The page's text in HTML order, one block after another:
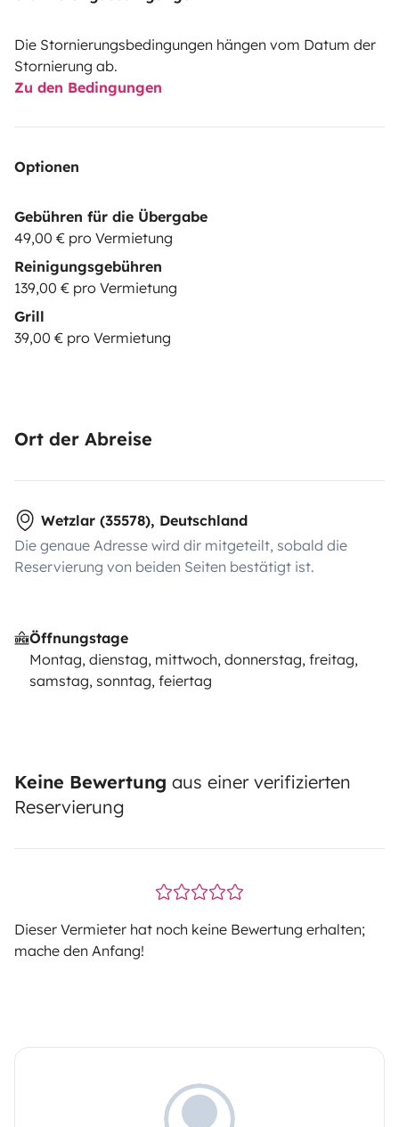
Die Stornierungsbedingungen hängen vom Datum der
Stornierung ab.
Zu den Bedingungen
Optionen
Gebühren für die Übergabe
49,00 € pro Vermietung
Reinigungsgebühren
139,00 € pro Vermietung
Grill
39,00 € pro Vermietung
Ort der Abreise
Wetzlar (35578), Deutschland
Die genaue Adresse wird dir mitgeteilt, sobald die
Reservierung von beiden Seiten bestätigt ist.
Öffnungstage
Montag, dienstag, mittwoch, donnerstag, freitag,
samstag, sonntag, feiertag
Keine Bewertung aus einer verifizierten
Reservierung
Dieser Vermieter hat noch keine Bewertung erhalten;
mache den Anfang!